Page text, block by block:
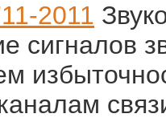
2011
сигналов